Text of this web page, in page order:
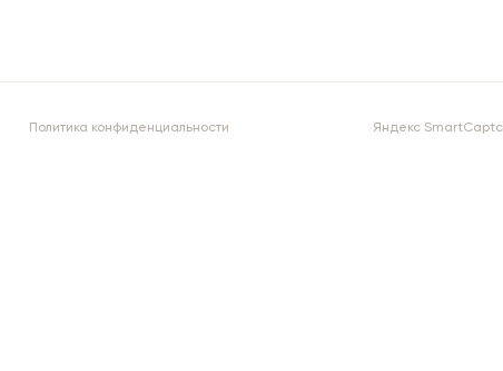
Политика конфиденциальности Яндекс